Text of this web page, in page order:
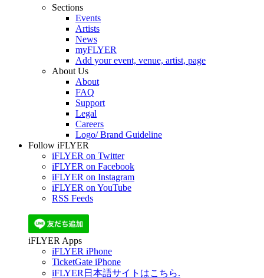
Sections
Events
Artists
News
myFLYER
Add your event, venue, artist, page
About Us
About
FAQ
Support
Legal
Careers
Logo/ Brand Guideline
Follow iFLYER
iFLYER on Twitter
iFLYER on Facebook
iFLYER on Instagram
iFLYER on YouTube
RSS Feeds
iFLYER Apps
iFLYER iPhone
TicketGate iPhone
iFLYER日本語サイトはこちら.